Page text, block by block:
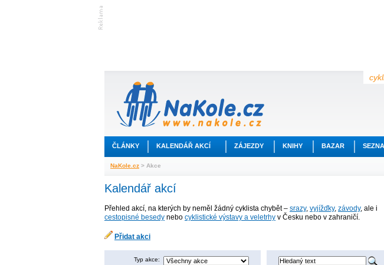
ČLÁNKY KALENDÁŘ AKCÍ ZÁJEZDY KNIHY BAZAR
NaKole.cz > Akce
Kalendář akcí
Přehled akcí, na kterých by neměl žádný cyklista chybět – srazy, vyjížďky, závody, ale i
cestopisné besedy nebo cyklistické výstavy a veletrhy v Česku nebo v zahraničí.
Přidat akci
Typ akce: